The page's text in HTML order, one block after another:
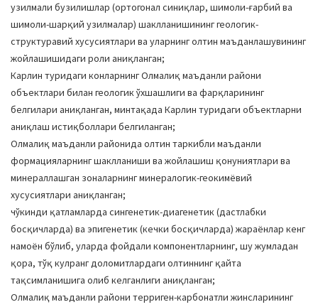
узилмали бузилишлар (ортогонал синиқлар, шимоли-ғарбий ва
шимоли-шарқий узилмалар) шаклланишининг геологик-
структуравий хусусиятлари ва уларнинг олтин маъданлашувининг
жойлашишидаги роли аниқланган;
Карлин туридаги конларнинг Олмалиқ маъданли райони
объектлари билан геологик ўхшашлиги ва фарқларининг
белгилари аниқланган, минтақада Карлин туридаги объектларни
аниқлаш истиқболлари белгиланган;
Олмалиқ маъданли районида олтин таркибли маъданли
формацияларнинг шаклланиши ва жойлашиш қонуниятлари ва
минераллашган зоналарнинг минералогик-геокимёвий
хусусиятлари аниқланган;
чўкинди қатламларда сингенетик-диагенетик (дастлабки
босқичларда) ва эпигенетик (кечки босқичларда) жараёнлар кенг
намоён бўлиб, уларда фойдали компонентларнинг, шу жумладан
қора, тўқ кулранг доломитлардаги олтиннинг қайта
тақсимланишига олиб келганлиги аниқланган;
Олмалиқ маъданли райони терриген-карбонатли жинсларининг